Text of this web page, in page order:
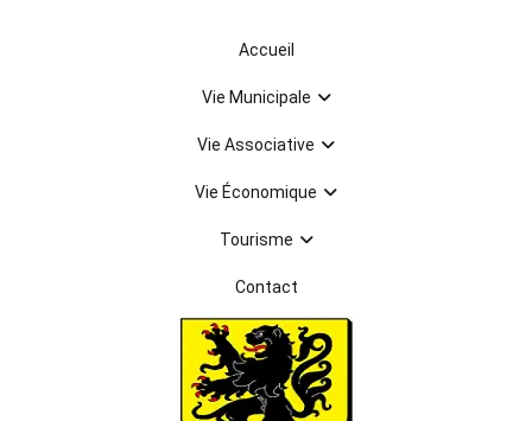
Accueil
Vie Municipale
Vie Associative
Vie Économique
Tourisme
Contact